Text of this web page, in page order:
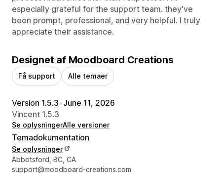
especially grateful for the support team. they've
been prompt, professional, and very helpful. I truly
appreciate their assistance.
Designet af Moodboard Creations
Få support Alle temaer
Version 1.5.3•June 11, 2026
Vincent 1.5.3
Se oplysningerAlle versioner
Temadokumentation
Se oplysninger
Se kontaktoplysninger
Abbotsford, BC, CA
support@moodboard-creations.com